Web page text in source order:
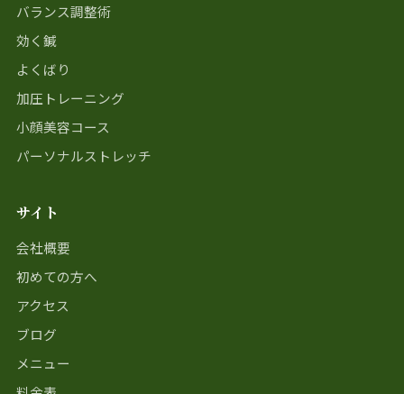
バランス調整術
効く鍼
よくばり
加圧トレーニング
小顔美容コース
パーソナルストレッチ
サイト
会社概要
初めての方へ
アクセス
ブログ
メニュー